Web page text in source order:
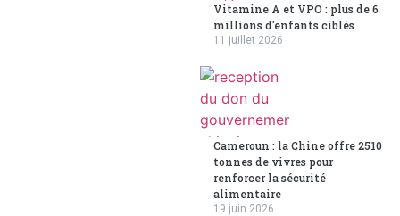
Vitamine A et VPO : plus de 6
millions d'enfants ciblés
11 juillet 2026
Cameroun : la Chine offre 2510
tonnes de vivres pour
renforcer la sécurité
alimentaire
19 juin 2026